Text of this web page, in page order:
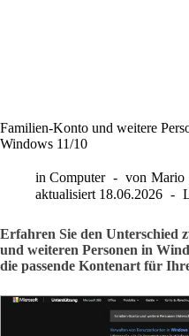
Familien-Konto und weitere
Windows 11/10
in Computer von Mario
aktualisiert 18.06.2026
Erfahren Sie den Unterschied
und weiteren Personen in
die passende Kontenart für